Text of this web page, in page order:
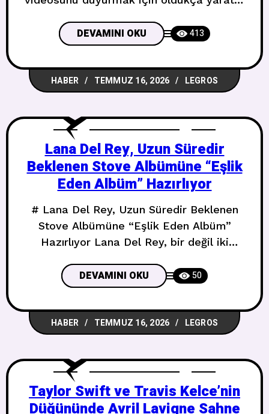
beklendiği gibi coştu. ## “Normal”
Geliyor Global pop ikonları BTS, beşinci
stüdyo albümleri **ARIRANG**’ın öne
çıkan parçalarından **”Normal”**in
olarak yayımlayacak. Şarkı
DEVAMINI OKU 413
HABER TEMMUZ 16, 2026 LEGROS
Lana Del Rey, Uzun Süredir
Beklenen Stove Albümüne “Eşlik
Eden Albüm” Hazırlıyor
# Lana Del Rey, Uzun Süredir Beklenen
Stove Albümüne “Eşlik Eden Albüm”
Hazırlıyor Lana Del Rey, bir değil iki
gerçek gibi görünüyor. ## Stove Sonunda
Geliyor Çarşamba günü Instagram’a
dönen 41 yaşındaki sanatçı, uzun süredir
beklenen onuncu stüdyo albümü
**Spyda**
DEVAMINI OKU 50
HABER TEMMUZ 16, 2026 LEGROS
Taylor Swift ve Travis Kelce’nin
Düğününde Avril Lavigne Sahne